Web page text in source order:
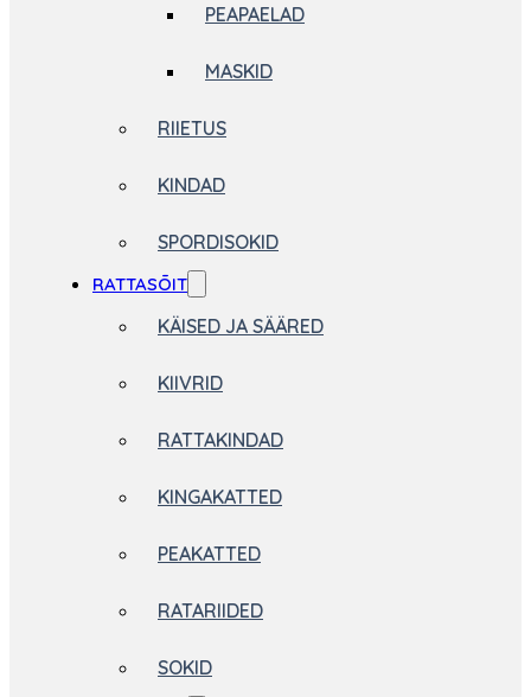
PEAPAELAD
MASKID
RIIETUS
KINDAD
SPORDISOKID
RATTASÕIT
KÄISED JA SÄÄRED
KIIVRID
RATTAKINDAD
KINGAKATTED
PEAKATTED
RATARIIDED
SOKID